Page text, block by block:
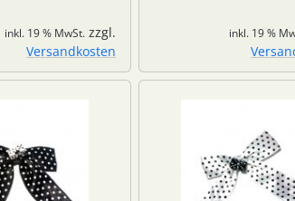
inkl. 19 % MwSt. zzgl.
Versandkosten
inkl. 19 %